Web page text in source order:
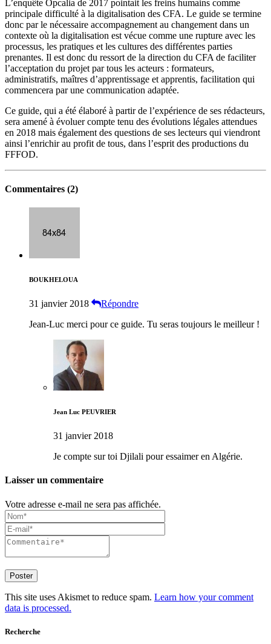
L’enquête Opcalia de 2017 pointait les freins humains comme
principale difficulté à la digitalisation des CFA. Le guide se termine
donc par le nécessaire accompagnement au changement dans un
contexte où la digitalisation est vécue comme une rupture avec les
processus, les pratiques et les cultures des différentes parties
prenantes. Il est donc du ressort de la direction du CFA de faciliter
l’acceptation du projet par tous les acteurs : formateurs,
administratifs, maîtres d’apprentissage et apprentis, facilitation qui
commencera par une communication adaptée.
Ce guide, qui a été élaboré à partir de l’expérience de ses rédacteurs,
sera amené à évoluer compte tenu des évolutions légales attendues
en 2018 mais également des questions de ses lecteurs qui viendront
ainsi l’enrichir au profit de tous, dans l’esprit des productions du
FFFOD.
Commentaires (2)
BOUKHELOUA
31 janvier 2018
Répondre
Jean-Luc merci pour ce guide. Tu seras toujours le meilleur !
Jean Luc PEUVRIER
31 janvier 2018
Je compte sur toi Djilali pour essaimer en Algérie.
Laisser un commentaire
Votre adresse e-mail ne sera pas affichée.
This site uses Akismet to reduce spam. Learn how your comment
data is processed.
Recherche